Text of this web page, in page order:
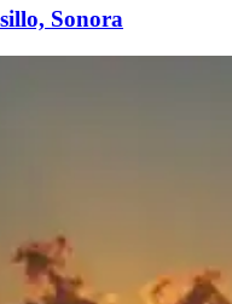
Sonora